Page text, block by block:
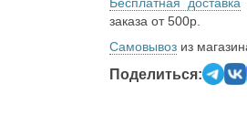
заказа от 500р.
Самовывоз из
Поделиться: